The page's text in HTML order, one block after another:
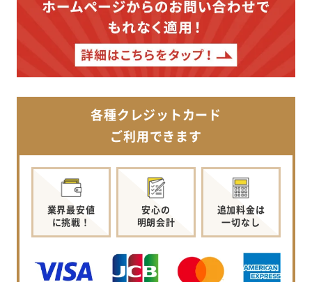
各種クレジットカード
ご利用できます
業界最安値
に挑戦！
安心の
明朗会計
追加料金は
一切なし